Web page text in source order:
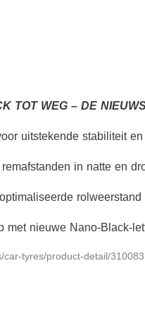
TOT WEG – DE
uitstekende stabiliteit
in natte en
met nieuwe Nano-Black-
tyres/product-detail/310083